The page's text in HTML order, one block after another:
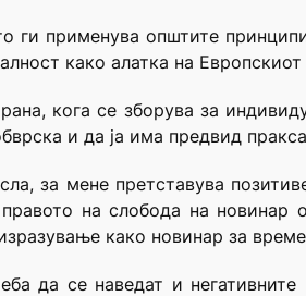
ги применува општите
како алатка на
кога се зборува за
и да ја има предвид
за мене претставува
на слобода на новинар
како новинар за
да се наведат и